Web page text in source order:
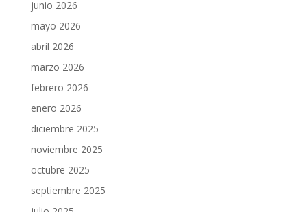
junio 2026
mayo 2026
abril 2026
marzo 2026
febrero 2026
enero 2026
diciembre 2025
noviembre 2025
octubre 2025
septiembre 2025